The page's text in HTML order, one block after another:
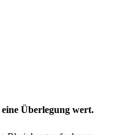
eine Überlegung wert.